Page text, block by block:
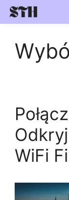
Skip
WiFi